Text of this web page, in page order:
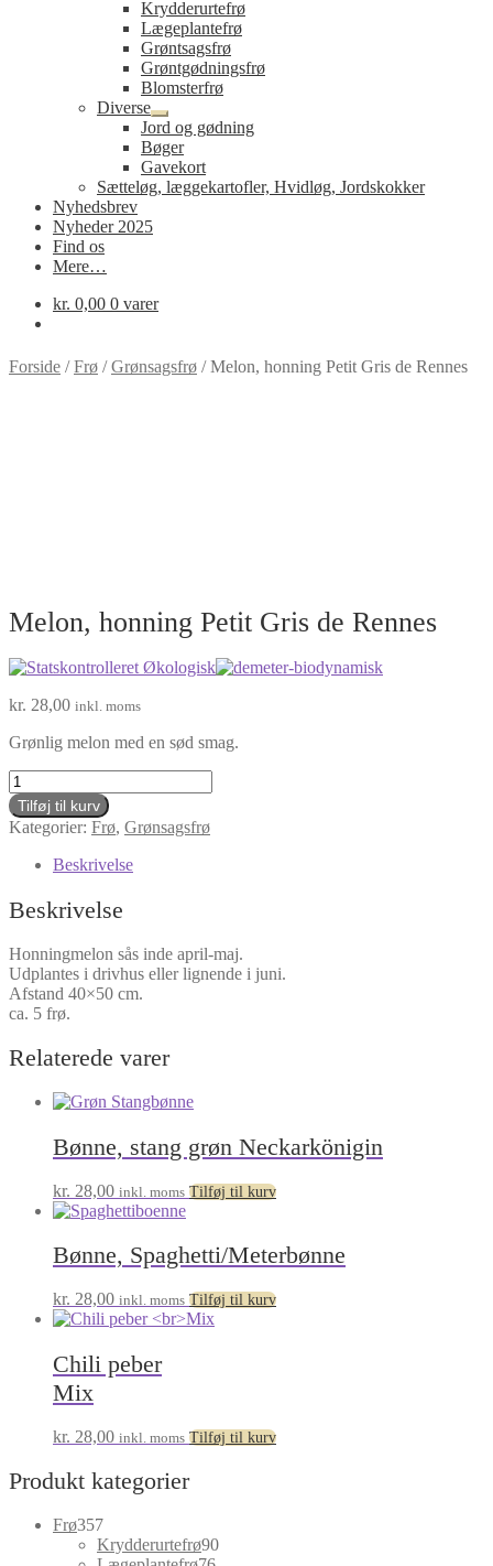
undermenu
Krydderurtefrø
Lægeplantefrø
Grøntsagsfrø
Grøntgødningsfrø
Blomsterfrø
Diverse
Udfold
undermenu
Jord og gødning
Bøger
Gavekort
Sætteløg, læggekartofler, Hvidløg, Jordskokker
Nyhedsbrev
Nyheder 2025
Find os
Mere…
kr. 0,00 0 varer
Forside /Frø /Grønsagsfrø /Melon, honning Petit Gris de Rennes
Melon, honning Petit Gris de Rennes
kr. 28,00 inkl. moms
Grønlig melon med en sød smag.
Melon,
honning
Petit
Gris
Rennes
antal
Tilføj til kurv
Kategorier: Frø, Grønsagsfrø
Beskrivelse
Beskrivelse
Honningmelon sås inde april-maj.
Udplantes i drivhus eller lignende i juni.
Afstand 40×50 cm.
ca. 5 frø.
Relaterede varer
Bønne, stang grøn Neckarkönigin
kr. 28,00 inkl. moms Tilføj til kurv
Bønne, Spaghetti/Meterbønne
kr. 28,00 inkl. moms Tilføj til kurv
Chili peber
Mix
kr. 28,00 inkl. moms Tilføj til kurv
Produkt kategorier
Frø357357
varer
Krydderurtefrø9090